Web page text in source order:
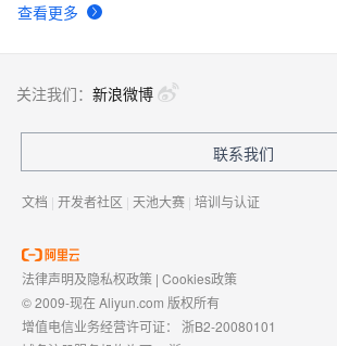
连接参数useSSL、serverTimezone 相关问题
查看更多
关注我们： 新浪微博
联系我们
文档 | 开发者社区 | 天池大赛 | 培训与认证
法律声明及隐私权政策 | Cookies政策
© 2009-现在 Aliyun.com 版权所有
增值电信业务经营许可证： 浙B2-20080101